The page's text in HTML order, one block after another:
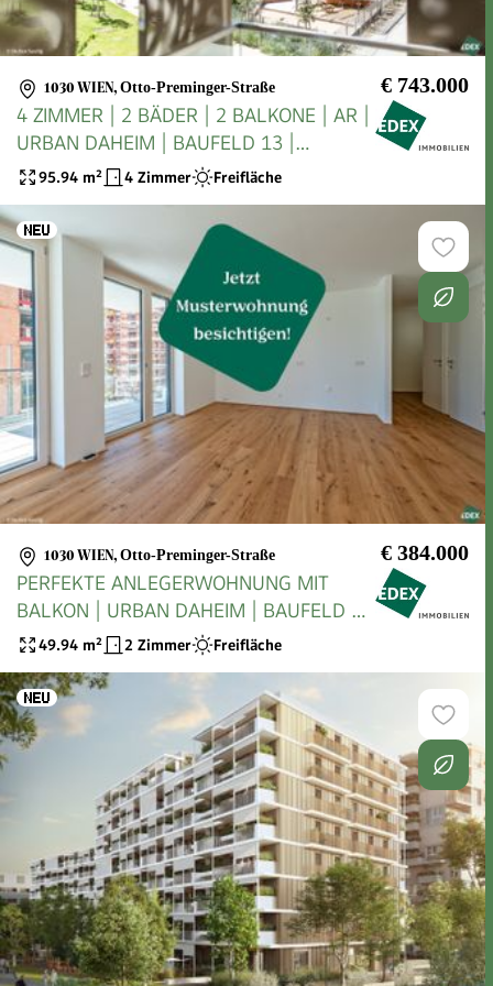
1030 WIEN, Otto-Preminger-Straße € 743.000
4 ZIMMER | 2 BÄDER | 2 BALKONE | AR |
URBAN DAHEIM | BAUFELD 13 |
ANLEGER
95.94 m² 4 Zimmer Freifläche
1030 WIEN, Otto-Preminger-Straße € 384.000
PERFEKTE ANLEGERWOHNUNG MIT
BALKON | URBAN DAHEIM | BAUFELD 13
| ANLEGER
49.94 m² 2 Zimmer Freifläche